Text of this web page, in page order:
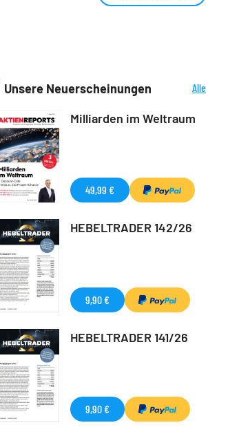
Unsere Neuerscheinungen
Alle
Milliarden im Weltraum
49,99 €
HEBELTRADER 142/26
9,90 €
HEBELTRADER 141/26
9,90 €